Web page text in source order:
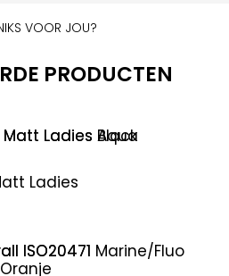
VOOR JOU?
PRODUCTEN
Ladies